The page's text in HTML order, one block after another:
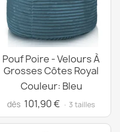
Pouf Poire - Velours À
Grosses Côtes Royal
Couleur: Bleu
dès 101,90 € · 3 tailles